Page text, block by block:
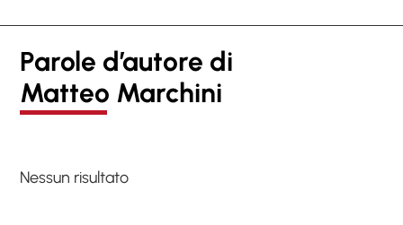
Parole d’autore di
Matteo Marchini
Nessun risultato